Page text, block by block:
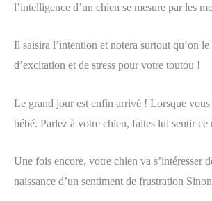
l’intelligence d’un chien se mesure par les
Il saisira l’intention et notera surtout qu’on
d’excitation et de stress pour votre toutou !
Le grand jour est enfin arrivé ! Lorsque
bébé. Parlez à votre chien, faites lui sentir
Une fois encore, votre chien va s’intéresser
naissance d’un sentiment de frustration